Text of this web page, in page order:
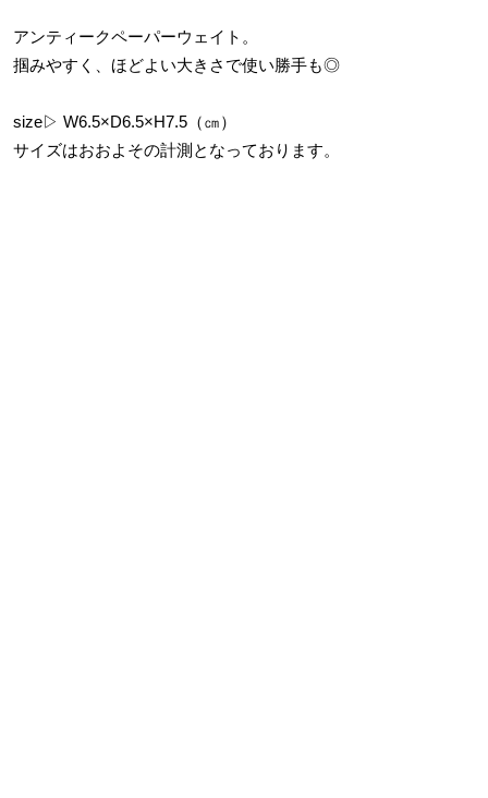
アンティークペーパーウェイト。
掴みやすく、ほどよい大きさで使い勝手も◎
size▷ W6.5×D6.5×H7.5（㎝）
サイズはおおよその計測となっております。